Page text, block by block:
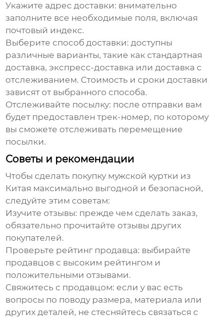
Укажите адрес доставки: внимательно
заполните все необходимые поля, включая
почтовый индекс.
Выберите способ доставки: доступны
различные варианты, такие как стандартная
доставка, экспресс-доставка или доставка с
отслеживанием. Стоимость и сроки доставки
зависят от выбранного способа.
Отслеживайте посылку: после отправки вам
будет предоставлен трек-номер, по которому
вы сможете отслеживать перемещение
посылки.
Советы и рекомендации
Чтобы сделать покупку мужской куртки из
Китая максимально выгодной и безопасной,
следуйте этим советам:
Изучите отзывы: прежде чем сделать заказ,
обязательно прочитайте отзывы других
покупателей.
Проверьте рейтинг продавца: выбирайте
продавцов с высоким рейтингом и
положительными отзывами.
Свяжитесь с продавцом: если у вас есть
вопросы по поводу размера, материала или
других деталей, не стесняйтесь связаться с